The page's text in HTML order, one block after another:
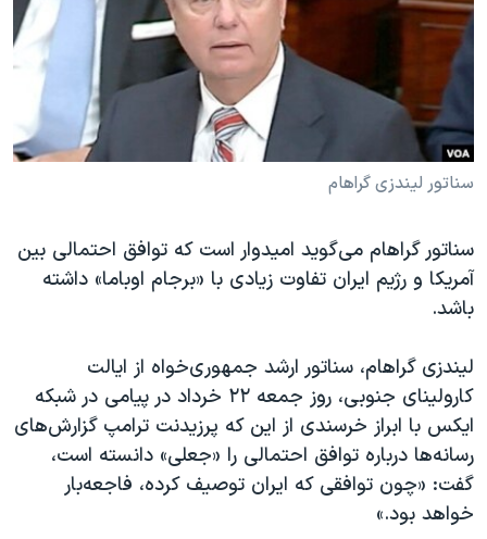
فرهنگ و زندگی
اقتصادی
علم و فناوری
اسرائیل در جنگ
آرشیو پخش زنده
مستندها
انتخابات ریاست جمهوری آمریکا ۲۰۲۴
حمله جمهوری اسلامی به اسرائیل
رمز مهسا
ورزش زنان در ایران
مجموعه مستندهای دادخواهی
تریبونال مردمی آبان ۹۸
چهل سال گروگان‌گیری
قانون شفافیت دارائی کادر رهبری ایران
اعتراضات مردمی آبان ۹۸
اسرائیل در جنگ
نرگس محمدی برنده جایزه نوبل صلح
دنبال کنید
زبانهای مختلف
سناتور لیندزی گراهام
سناتور گراهام می‌گوید امیدوار است که توافق احتمالی بین
آمریکا و رژیم ایران تفاوت زیادی با «برجام اوباما» داشته
باشد.
لیندزی گراهام، سناتور ارشد جمهوری‌خواه از ایالت
کارولینای جنوبی، روز جمعه ۲۲ خرداد در پیامی در شبکه
ایکس با ابراز خرسندی از این که پرزیدنت ترامپ گزارش‌های
رسانه‌ها درباره‌ توافق احتمالی را «جعلی» دانسته است،
گفت: «چون توافقی که ایران توصیف کرده، فاجعه‌بار
خواهد بود.»